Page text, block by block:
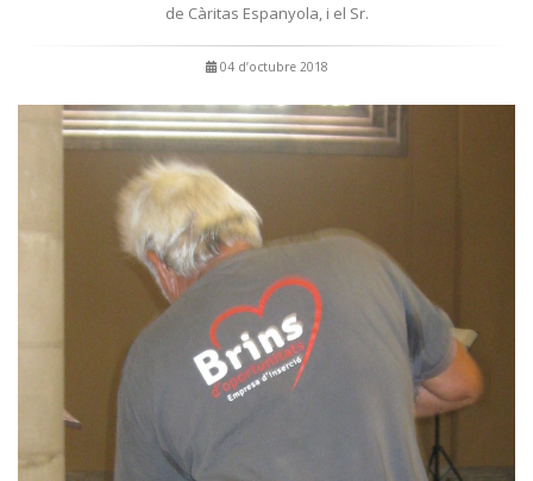
de Càritas Espanyola, i el Sr.
04 d’octubre 2018